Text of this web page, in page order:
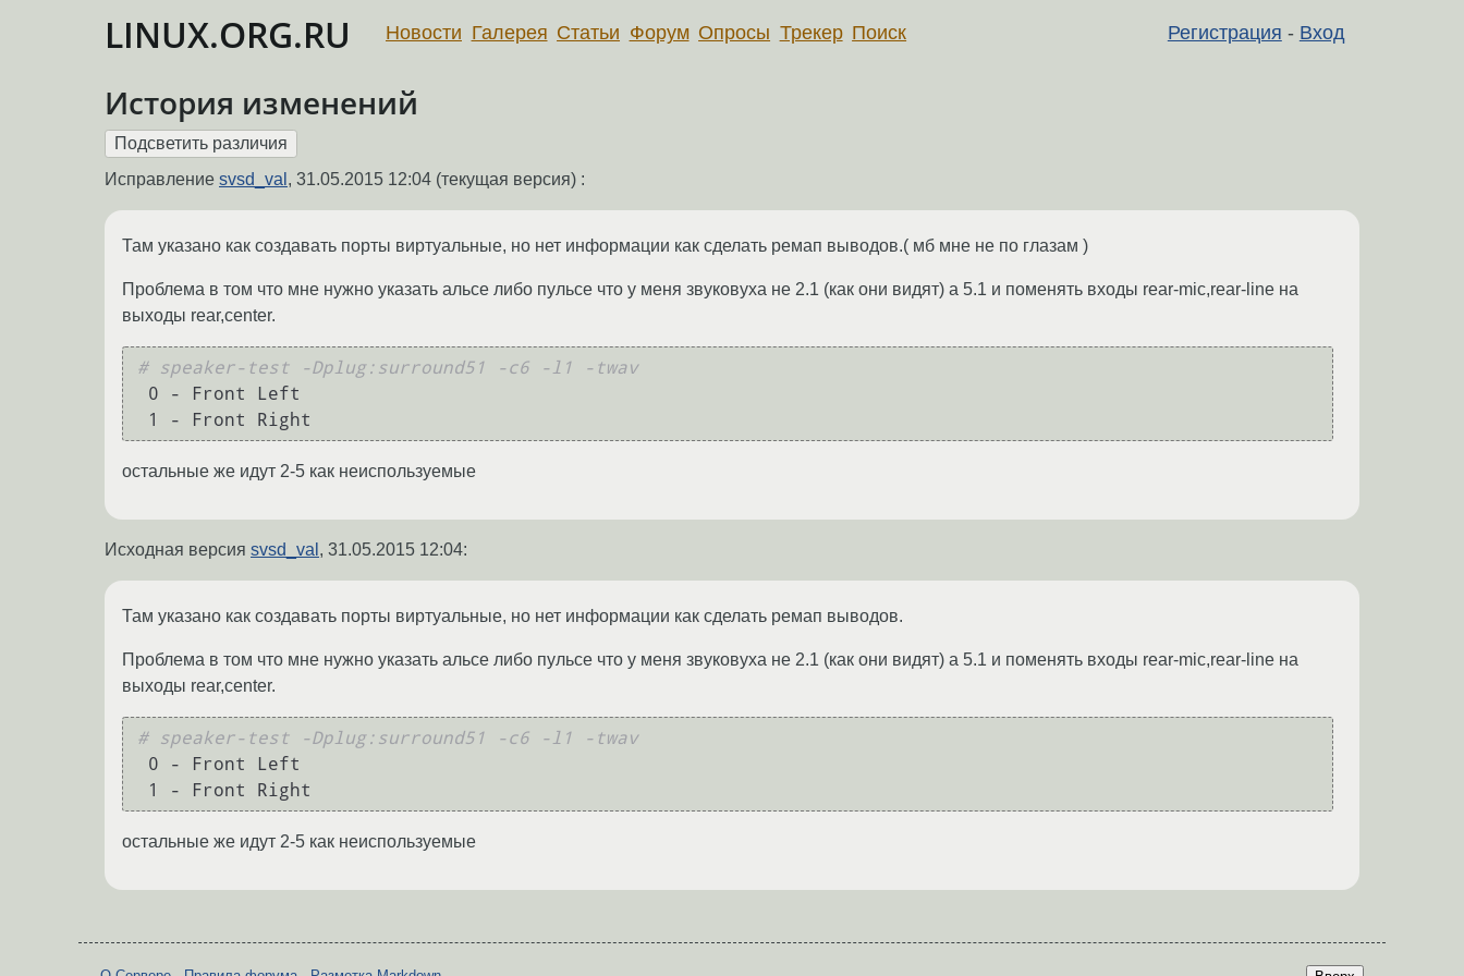
LINUX.ORG.RU Регистрация - Вход
Новости Галерея Статьи Форум Опросы Трекер Поиск
История изменений
Исправление svsd_val , 31.05.2015 12:04 (текущая версия) :
Там указано как создавать порты виртуальные, но нет информации как сделать ремап выводов.( мб мне не по глазам )
Проблема в том что мне нужно указать альсе либо пульсе что у меня звуковуха не 2.1 (как они видят) а 5.1 и поменять входы rear-mic,rear-line на
выходы rear,center.
# speaker-test -Dplug:surround51 -c6 -l1 -twav
остальные же идут 2-5 как неиспользуемые
Исходная версия svsd_val , 31.05.2015 12:04:
Там указано как создавать порты виртуальные, но нет информации как сделать ремап выводов.
Проблема в том что мне нужно указать альсе либо пульсе что у меня звуковуха не 2.1 (как они видят) а 5.1 и поменять входы rear-mic,rear-line на
выходы rear,center.
# speaker-test -Dplug:surround51 -c6 -l1 -twav
остальные же идут 2-5 как неиспользуемые